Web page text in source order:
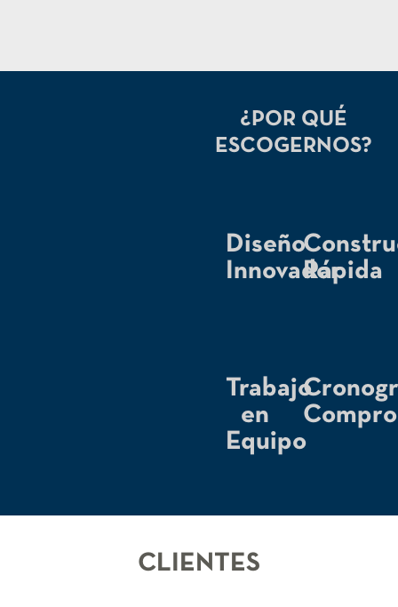
¿POR QUÉ
ESCOGERNOS?
Diseño
InnovadorRápida
Trabajo
en
Equipo
CLIENTES